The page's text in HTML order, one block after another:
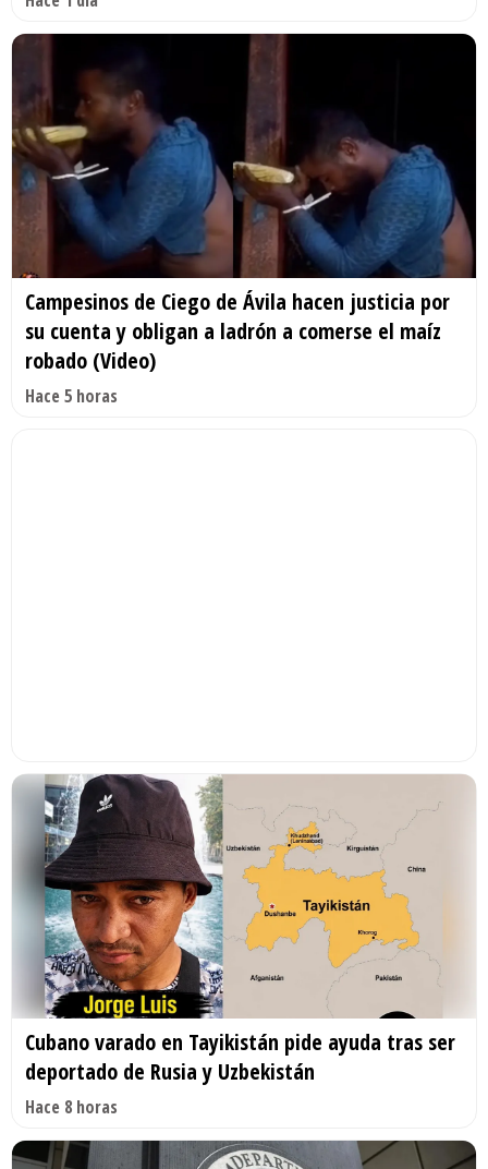
Campesinos de Ciego de Ávila hacen justicia por
su cuenta y obligan a ladrón a comerse el maíz
robado (Video)
Hace 5 horas
Cubano varado en Tayikistán pide ayuda tras ser
deportado de Rusia y Uzbekistán
Hace 8 horas